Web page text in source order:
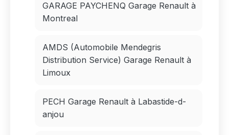
GARAGE PAYCHENQ Garage Renault à
Montreal
AMDS (Automobile Mendegris
Distribution Service) Garage Renault à
Limoux
PECH Garage Renault à Labastide-d-
anjou